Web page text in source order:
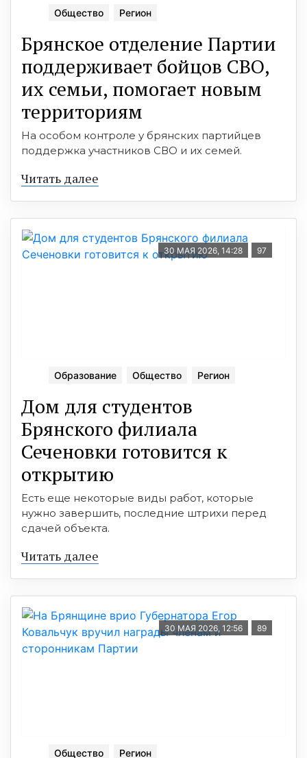
Общество Регион
Брянское отделение Партии
поддерживает бойцов СВО,
их семьи, помогает новым
территориям
На особом контроле у брянских партийцев
поддержка участников СВО и их семей.
Читать далее
30 МАЯ 2026, 14:28 97
Образование Общество Регион
Дом для студентов
Брянского филиала
Сеченовки готовится к
открытию
Есть еще некоторые виды работ, которые
нужно завершить, последние штрихи перед
сдачей объекта.
Читать далее
30 МАЯ 2026, 12:56 89
Общество Регион